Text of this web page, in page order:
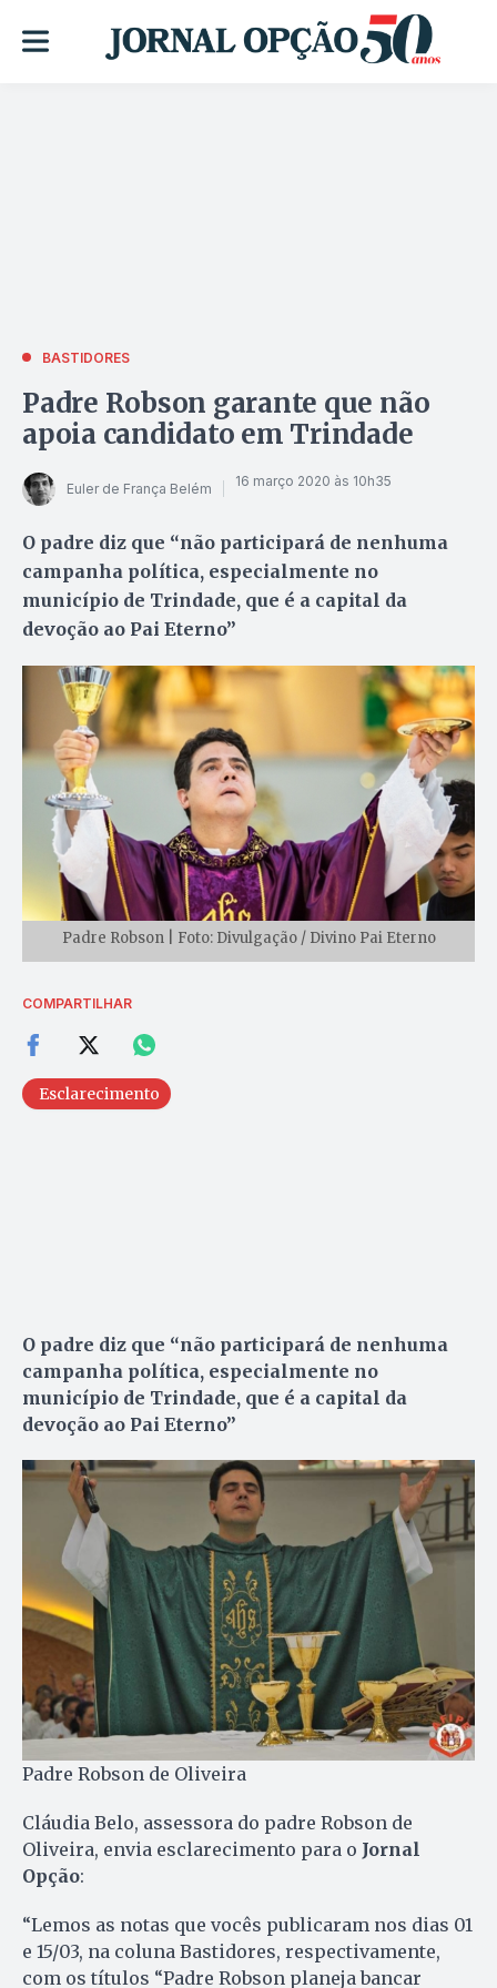
BASTIDORES
Padre Robson garante que não
apoia candidato em Trindade
Euler de França Belém 16 março 2020 às 10h35
O padre diz que “não participará de nenhuma
campanha política, especialmente no
município de Trindade, que é a capital da
devoção ao Pai Eterno”
Padre Robson | Foto: Divulgação / Divino Pai Eterno
COMPARTILHAR
Esclarecimento
O padre diz que “não participará de nenhuma
campanha política, especialmente no
município de Trindade, que é a capital da
devoção ao Pai Eterno”
Padre Robson de Oliveira
Cláudia Belo, assessora do padre Robson de
Oliveira, envia esclarecimento para o Jornal
Opção:
“Lemos as notas que vocês publicaram nos dias 01
e 15/03, na coluna Bastidores, respectivamente,
com os títulos “Padre Robson planeja bancar